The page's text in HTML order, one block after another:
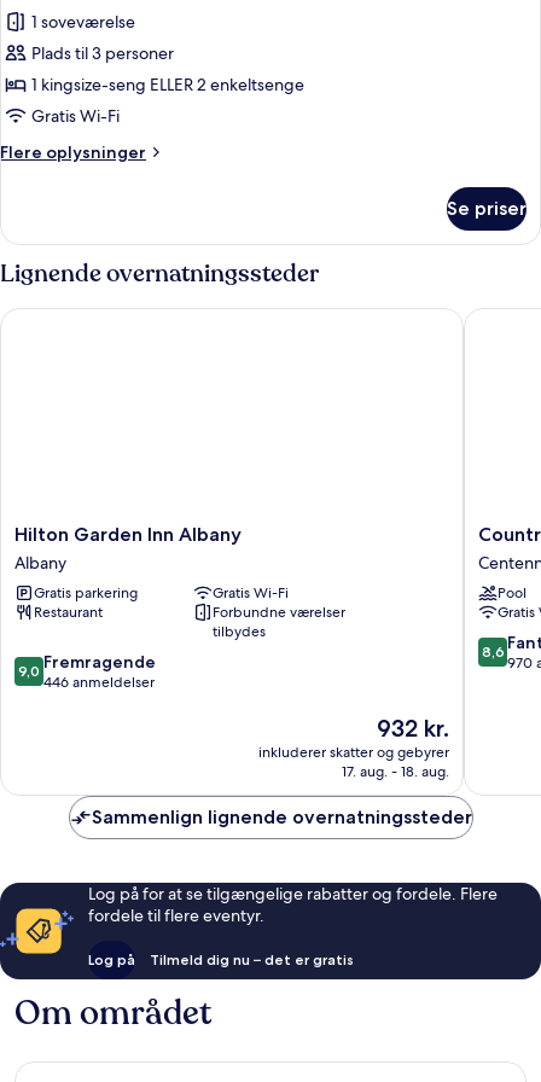
boblebad
af
Deluxe-
suite
-
område
1 soveværelse
Plads til 3 personer
1 kingsize-seng ELLER 2 enkeltsenge
Gratis Wi-Fi
Flere oplysninger
Flere
suite
-
have-
område
Se priser
Lignende overnatningssteder
Hilton
Garden
Inn
Albany
Albany
Hilton Garden Inn Albany
Albany
Gratis parkering
Gratis Wi-Fi
Restaurant
Forbundne værelser
tilbydes
9.0
ud
anmeldelser
9,0 Fremragende
446 anmeldelser
Prisen
932 kr.
932 kr.
inkluderer skatter og gebyrer
17. aug. - 18. aug.
Hilton Garden Inn Albany
Country
Comfort
Amity
Motel
Park
Pool
Gratis
8.6
ud
8,6
970
Sammenlign lignende overnatningssteder
Log på for at se tilgængelige rabatter og fordele. Flere
fordele til flere eventyr.
Log på Tilmeld dig nu – det er gratis
Om området